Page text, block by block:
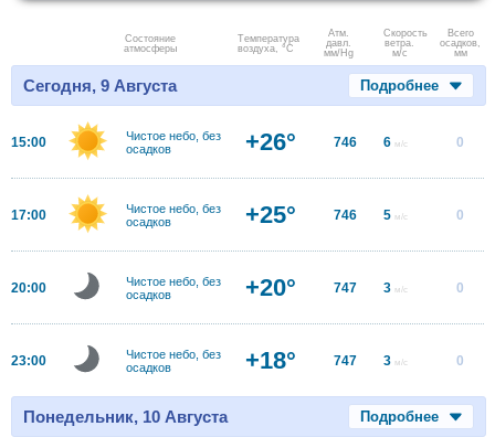
Состояние
атмосферы
Температура
воздуха, °C
Атм.
давл.
мм/Hg
Скорость
ветра.
м/с
Всего
осадков,
мм
Сегодня, 9 Августа Подробнее
15:00
Чистое небо, без
осадков
+26° 746 6 м/с 0
17:00
Чистое небо, без
осадков
+25° 746 5 м/с 0
20:00
Чистое небо, без
осадков
+20° 747 3 м/с 0
23:00
Чистое небо, без
осадков
+18° 747 3 м/с 0
Понедельник, 10 Августа Подробнее